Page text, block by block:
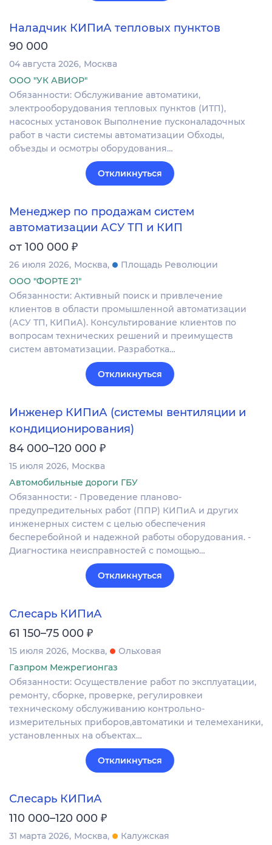
Наладчик КИПиА тепловых пунктов
90 000
04 августа 2026 Москва
ООО "УК АВИОР"
Обязанности: Обслуживание автоматики,
электрооборудования тепловых пунктов (ИТП),
насосных установок Выполнение пусконаладочных
работ в части системы автоматизации Обходы,
объезды и осмотры оборудования…
Откликнуться
Менеджер по продажам систем
автоматизации АСУ ТП и КИП
от 100 000 ₽
26 июля 2026 Москва
Площадь Революции
ООО "ФОРТЕ 21"
Обязанности: Активный поиск и привлечение
клиентов в области промышленной автоматизации
(АСУ ТП, КИПиА). Консультирование клиентов по
вопросам технических решений и преимуществ
систем автоматизации. Разработка…
Откликнуться
Инженер КИПиА (системы вентиляции и
кондиционирования)
84 000–120 000 ₽
15 июля 2026 Москва
Автомобильные дороги ГБУ
Обязанности: - Проведение планово-
предупредительных работ (ППР) КИПиА и других
инженерных систем с целью обеспечения
бесперебойной и надежной работы оборудования. -
Диагностика неисправностей с помощью…
Откликнуться
Слесарь КИПиА
61 150–75 000 ₽
15 июля 2026 Москва
Ольховая
Газпром Межрегионгаз
Обязанности: Осуществление работ по эксплуатации,
ремонту, сборке, проверке, регулировкеи
техническому обслуживанию контрольно-
измерительных приборов,автоматики и телемеханики,
установленных на объектах…
Откликнуться
Слесарь КИПиА
110 000–120 000 ₽
31 марта 2026 Москва Калужская